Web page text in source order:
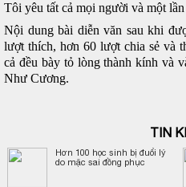
Tôi yêu tất cả mọi người và một
Nội dung bài diễn văn sau khi
lượt thích, hơn 60 lượt chia sẻ và
cả đều bày tỏ lòng thành kính và
Như Cương.
TIN
Hơn 100 học sinh bị đuổi lý
do mặc sai đồng phục